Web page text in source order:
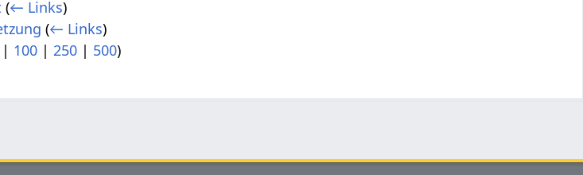
(← Links)
(← Links)
| 100 |250 | 500)